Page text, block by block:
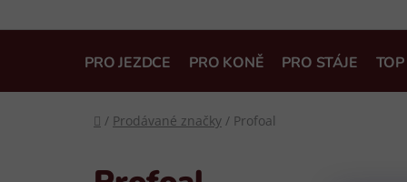
PRO JEZDCE PRO KONĚ PRO STÁJE
Domů
/ Prodávané značky / Profoal